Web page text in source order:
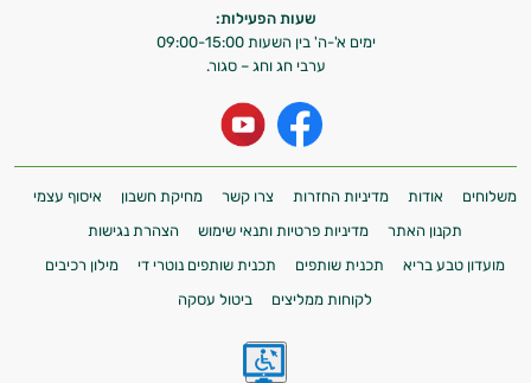
שעות הפעילות:
ימים א'-ה' בין השעות 09:00-15:00
ערבי חג וחג – סגור.
משלוחים אודות מדיניות החזרות צרו קשר מחיקת חשבון
איסוף עצמי
תקנון האתר
מדיניות פרטיות ותנאי שימוש
הצהרת נגישות
מועדון טבע בריא
תכנית שותפים תכנית שותפים נוטרי די
מילון רכיבים
לקוחות ממליצים
ביטול עסקה